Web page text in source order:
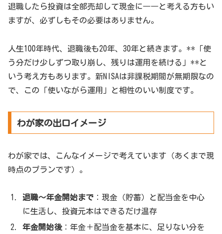
退職したら投資は全部売却して現金に――と考える方もい
ますが、必ずしもその必要はありません。
人生100年時代、退職後も20年、30年と続きます。**「使
う分だけ少しずつ取り崩し、残りは運用を続ける」**と
いう考え方もあります。新NISAは非課税期間が無期限なの
で、この「使いながら運用」と相性のいい制度です。
わが家の出口イメージ
わが家では、こんなイメージで考えています（あくまで現
時点のプランです）。
退職〜年金開始まで ：現金（貯蓄）と配当金を中心
に生活し、投資元本はできるだけ温存
年金開始後：年金＋配当金を基本に、足りない分を